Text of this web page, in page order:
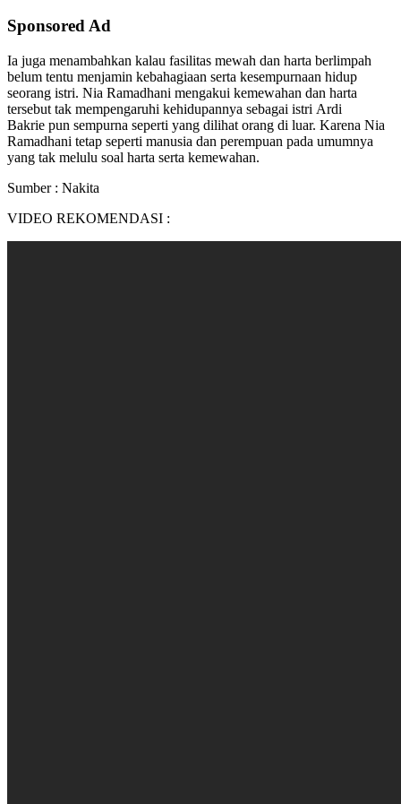
Sponsored Ad
Ia juga menambahkan kalau fasilitas mewah dan harta berlimpah
belum tentu menjamin kebahagiaan serta kesempurnaan hidup
seorang istri. Nia Ramadhani mengakui kemewahan dan harta
tersebut tak mempengaruhi kehidupannya sebagai istri Ardi
Bakrie pun sempurna seperti yang dilihat orang di luar. Karena Nia
Ramadhani tetap seperti manusia dan perempuan pada umumnya
yang tak melulu soal harta serta kemewahan.
Sumber : Nakita
VIDEO REKOMENDASI :